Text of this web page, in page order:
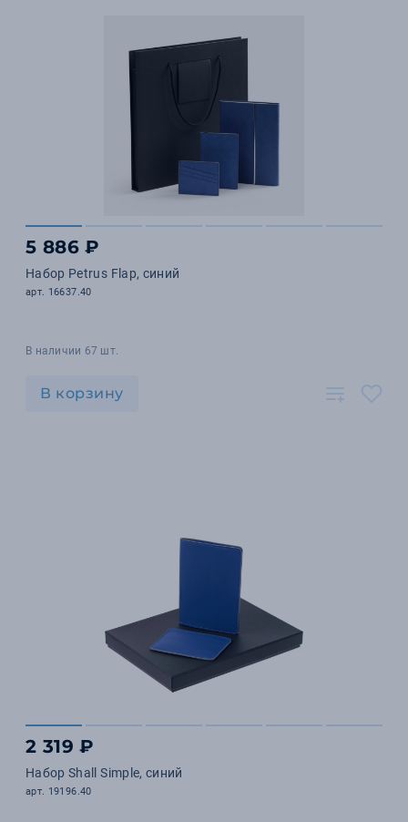
5 886 ₽
Набор Petrus Flap, синий
арт. 16637.40
В наличии 67 шт.
В корзину
2 319 ₽
Набор Shall Simple, синий
арт. 19196.40